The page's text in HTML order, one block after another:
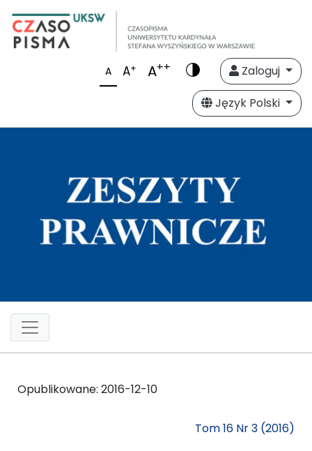
A A+ A++
Zaloguj
Język Polski
Opublikowane: 2016-12-10
Tom 16 Nr 3 (2016)